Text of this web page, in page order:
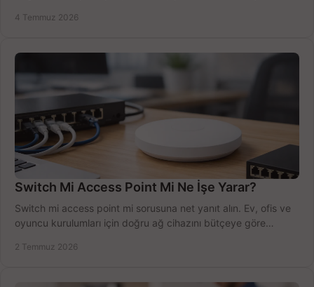
4 Temmuz 2026
Switch Mi Access Point Mi Ne İşe Yarar?
Switch mi access point mi sorusuna net yanıt alın. Ev, ofis ve
oyuncu kurulumları için doğru ağ cihazını bütçeye göre
2 Temmuz 2026